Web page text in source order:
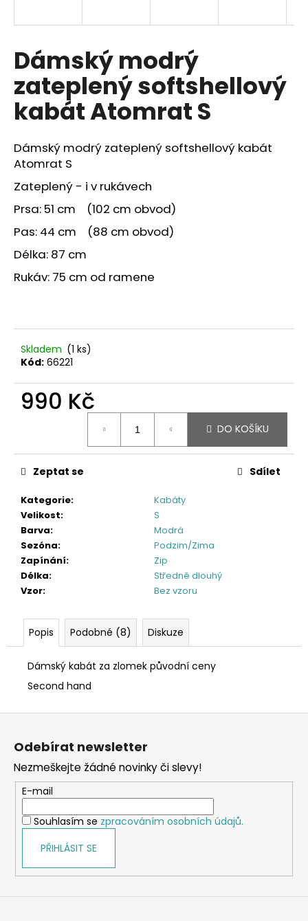
Dámský modrý
zateplený softshellový
kabát Atomrat S
Dámský modrý zateplený softshellový kabát
Atomrat S
Zateplený - i v rukávech
Prsa: 51 cm (102 cm obvod)
Pas: 44 cm (88 cm obvod)
Délka: 87 cm
Rukáv: 75 cm od ramene
Skladem (1 ks)
Kód: 66221
990 Kč
DO KOŠÍKU
Kategorie:
Kabáty
Velikost:
S
Barva:
Modrá
Sezóna:
Podzim/Zima
Zapínání:
Zip
Délka:
Středně dlouhý
Vzor: Bez vzoru
Zeptat se Sdílet
Popis Podobné (8) Diskuze
Dámský kabát za zlomek původní ceny
Second hand
í
t
?
HLEDAT
Z
Odebírat newsletter
Nezmeškejte žádné novinky či slevy!
E-mail
Souhlasím se zpracováním osobních údajů.
PŘIHLÁSIT SE